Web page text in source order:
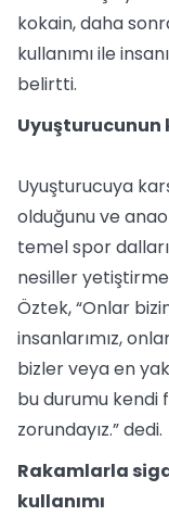
kokain, daha
kullanımı ile
belirtti.
Uyuşturucunun
Uyuşturucuya
olduğunu ve
temel spor
nesiller
Öztek, “Onlar
insanlarımız,
bizler veya en
bu durumu
zorundayız.” dedi.
Rakamlarla
kullanımı